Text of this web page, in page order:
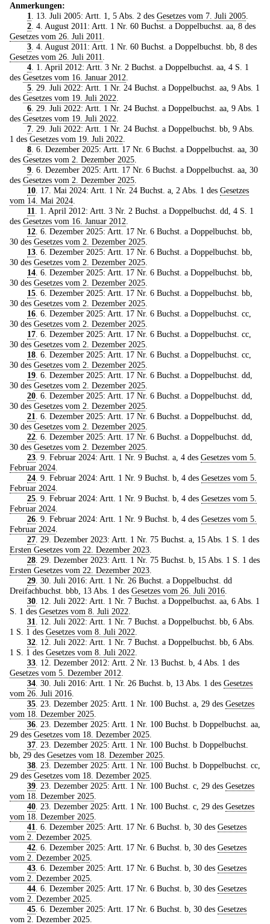
Anmerkungen:
1. 13. Juli 2005: Artt. 1, 5 Abs. 2 des Gesetzes vom 7. Juli 2005.
2. 4. August 2011: Artt. 1 Nr. 60 Buchst. a Doppelbuchst. aa, 8 des
Gesetzes vom 26. Juli 2011.
3. 4. August 2011: Artt. 1 Nr. 60 Buchst. a Doppelbuchst. bb, 8 des
Gesetzes vom 26. Juli 2011.
4. 1. April 2012: Artt. 3 Nr. 2 Buchst. a Doppelbuchst. aa, 4 S. 1
des Gesetzes vom 16. Januar 2012.
5. 29. Juli 2022: Artt. 1 Nr. 24 Buchst. a Doppelbuchst. aa, 9 Abs. 1
des Gesetzes vom 19. Juli 2022.
6. 29. Juli 2022: Artt. 1 Nr. 24 Buchst. a Doppelbuchst. aa, 9 Abs. 1
des Gesetzes vom 19. Juli 2022.
7. 29. Juli 2022: Artt. 1 Nr. 24 Buchst. a Doppelbuchst. bb, 9 Abs.
1 des Gesetzes vom 19. Juli 2022.
8. 6. Dezember 2025: Artt. 17 Nr. 6 Buchst. a Doppelbuchst. aa, 30
des Gesetzes vom 2. Dezember 2025.
9. 6. Dezember 2025: Artt. 17 Nr. 6 Buchst. a Doppelbuchst. aa, 30
des Gesetzes vom 2. Dezember 2025.
10. 17. Mai 2024: Artt. 1 Nr. 24 Buchst. a, 2 Abs. 1 des Gesetzes
vom 14. Mai 2024.
11. 1. April 2012: Artt. 3 Nr. 2 Buchst. a Doppelbuchst. dd, 4 S. 1
des Gesetzes vom 16. Januar 2012.
12. 6. Dezember 2025: Artt. 17 Nr. 6 Buchst. a Doppelbuchst. bb,
30 des Gesetzes vom 2. Dezember 2025.
13. 6. Dezember 2025: Artt. 17 Nr. 6 Buchst. a Doppelbuchst. bb,
30 des Gesetzes vom 2. Dezember 2025.
14. 6. Dezember 2025: Artt. 17 Nr. 6 Buchst. a Doppelbuchst. bb,
30 des Gesetzes vom 2. Dezember 2025.
15. 6. Dezember 2025: Artt. 17 Nr. 6 Buchst. a Doppelbuchst. bb,
30 des Gesetzes vom 2. Dezember 2025.
16. 6. Dezember 2025: Artt. 17 Nr. 6 Buchst. a Doppelbuchst. cc,
30 des Gesetzes vom 2. Dezember 2025.
17. 6. Dezember 2025: Artt. 17 Nr. 6 Buchst. a Doppelbuchst. cc,
30 des Gesetzes vom 2. Dezember 2025.
18. 6. Dezember 2025: Artt. 17 Nr. 6 Buchst. a Doppelbuchst. cc,
30 des Gesetzes vom 2. Dezember 2025.
19. 6. Dezember 2025: Artt. 17 Nr. 6 Buchst. a Doppelbuchst. dd,
30 des Gesetzes vom 2. Dezember 2025.
20. 6. Dezember 2025: Artt. 17 Nr. 6 Buchst. a Doppelbuchst. dd,
30 des Gesetzes vom 2. Dezember 2025.
21. 6. Dezember 2025: Artt. 17 Nr. 6 Buchst. a Doppelbuchst. dd,
30 des Gesetzes vom 2. Dezember 2025.
22. 6. Dezember 2025: Artt. 17 Nr. 6 Buchst. a Doppelbuchst. dd,
30 des Gesetzes vom 2. Dezember 2025.
23. 9. Februar 2024: Artt. 1 Nr. 9 Buchst. a, 4 des Gesetzes vom 5.
Februar 2024.
24. 9. Februar 2024: Artt. 1 Nr. 9 Buchst. b, 4 des Gesetzes vom 5.
Februar 2024.
25. 9. Februar 2024: Artt. 1 Nr. 9 Buchst. b, 4 des Gesetzes vom 5.
Februar 2024.
26. 9. Februar 2024: Artt. 1 Nr. 9 Buchst. b, 4 des Gesetzes vom 5.
Februar 2024.
27. 29. Dezember 2023: Artt. 1 Nr. 75 Buchst. a, 15 Abs. 1 S. 1 des
Ersten Gesetzes vom 22. Dezember 2023.
28. 29. Dezember 2023: Artt. 1 Nr. 75 Buchst. b, 15 Abs. 1 S. 1 des
Ersten Gesetzes vom 22. Dezember 2023.
29. 30. Juli 2016: Artt. 1 Nr. 26 Buchst. a Doppelbuchst. dd
Dreifachbuchst. bbb, 13 Abs. 1 des Gesetzes vom 26. Juli 2016.
30. 12. Juli 2022: Artt. 1 Nr. 7 Buchst. a Doppelbuchst. aa, 6 Abs. 1
S. 1 des Gesetzes vom 8. Juli 2022.
31. 12. Juli 2022: Artt. 1 Nr. 7 Buchst. a Doppelbuchst. bb, 6 Abs.
1 S. 1 des Gesetzes vom 8. Juli 2022.
32. 12. Juli 2022: Artt. 1 Nr. 7 Buchst. a Doppelbuchst. bb, 6 Abs.
1 S. 1 des Gesetzes vom 8. Juli 2022.
33. 12. Dezember 2012: Artt. 2 Nr. 13 Buchst. b, 4 Abs. 1 des
Gesetzes vom 5. Dezember 2012.
34. 30. Juli 2016: Artt. 1 Nr. 26 Buchst. b, 13 Abs. 1 des Gesetzes
vom 26. Juli 2016.
35. 23. Dezember 2025: Artt. 1 Nr. 100 Buchst. a, 29 des Gesetzes
vom 18. Dezember 2025.
36. 23. Dezember 2025: Artt. 1 Nr. 100 Buchst. b Doppelbuchst. aa,
29 des Gesetzes vom 18. Dezember 2025.
37. 23. Dezember 2025: Artt. 1 Nr. 100 Buchst. b Doppelbuchst.
bb, 29 des Gesetzes vom 18. Dezember 2025.
38. 23. Dezember 2025: Artt. 1 Nr. 100 Buchst. b Doppelbuchst. cc,
29 des Gesetzes vom 18. Dezember 2025.
39. 23. Dezember 2025: Artt. 1 Nr. 100 Buchst. c, 29 des Gesetzes
vom 18. Dezember 2025.
40. 23. Dezember 2025: Artt. 1 Nr. 100 Buchst. c, 29 des Gesetzes
vom 18. Dezember 2025.
41. 6. Dezember 2025: Artt. 17 Nr. 6 Buchst. b, 30 des Gesetzes
vom 2. Dezember 2025.
42. 6. Dezember 2025: Artt. 17 Nr. 6 Buchst. b, 30 des Gesetzes
vom 2. Dezember 2025.
43. 6. Dezember 2025: Artt. 17 Nr. 6 Buchst. b, 30 des Gesetzes
vom 2. Dezember 2025.
44. 6. Dezember 2025: Artt. 17 Nr. 6 Buchst. b, 30 des Gesetzes
vom 2. Dezember 2025.
45. 6. Dezember 2025: Artt. 17 Nr. 6 Buchst. b, 30 des Gesetzes
vom 2. Dezember 2025.